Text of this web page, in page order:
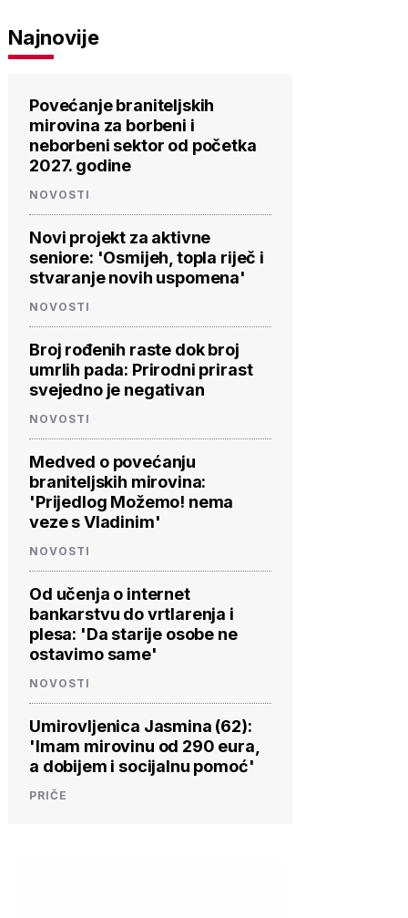
Najnovije
Povećanje braniteljskih
mirovina za borbeni i
neborbeni sektor od početka
2027. godine
NOVOSTI
Novi projekt za aktivne
seniore: 'Osmijeh, topla riječ i
stvaranje novih uspomena'
NOVOSTI
Broj rođenih raste dok broj
umrlih pada: Prirodni prirast
svejedno je negativan
NOVOSTI
Medved o povećanju
braniteljskih mirovina:
'Prijedlog Možemo! nema
veze s Vladinim'
NOVOSTI
Od učenja o internet
bankarstvu do vrtlarenja i
plesa: 'Da starije osobe ne
ostavimo same'
NOVOSTI
Umirovljenica Jasmina (62):
'Imam mirovinu od 290 eura,
a dobijem i socijalnu pomoć'
PRIČE